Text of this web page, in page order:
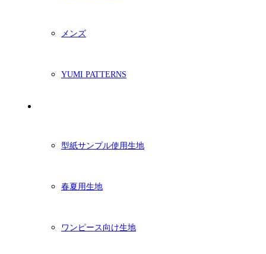
メンズ
YUMI PATTERNS
型紙サンプル使用生地
春夏用生地
ワンピース向け生地